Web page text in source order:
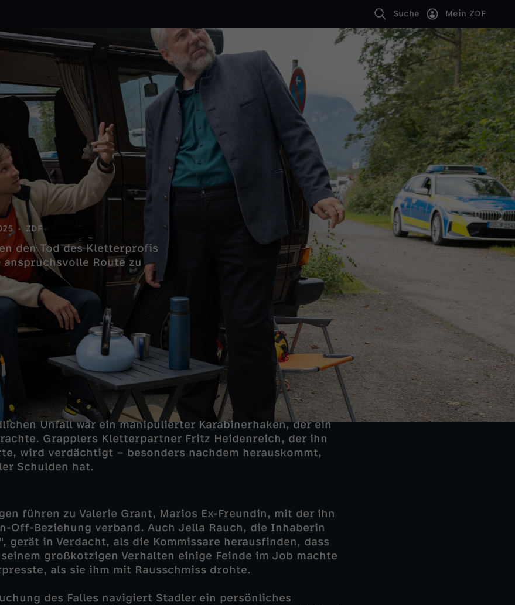
Suche Mein ZDF
ZDF
den Tod des Kletterprofis
Route zu
Unfall war ein manipulierter Karabinerhaken, der ein
Grapplers Kletterpartner Fritz Heidenreich, der ihn
wird verdächtigt – besonders nachdem herauskommt,
Schulden hat.
führen zu Valerie Grant, Marios Ex-Freundin, mit der ihn
Off-Beziehung verband. Auch Jella Rauch, die Inhaberin
gerät in Verdacht, als die Kommissare herausfinden, dass
großkotzigen Verhalten einige Feinde im Job machte
als sie ihm mit Rausschmiss drohte.
des Falles navigiert Stadler ein persönliches